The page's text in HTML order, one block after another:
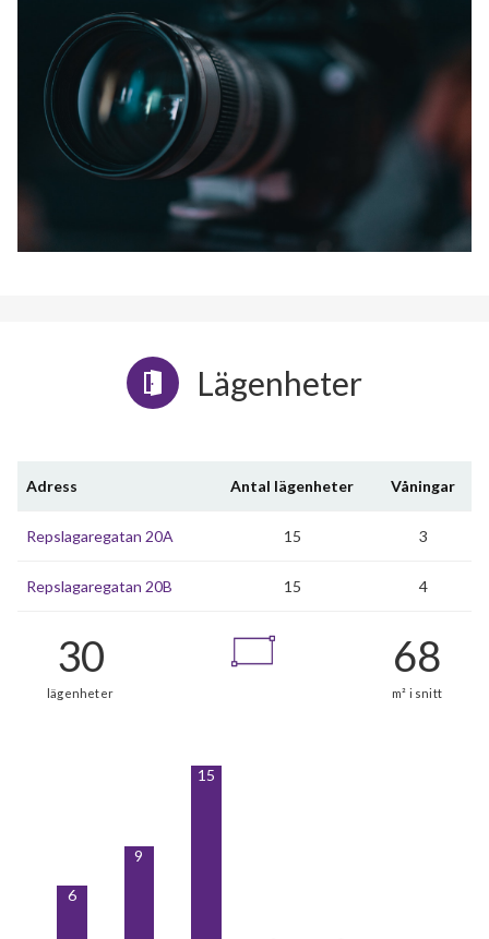
Lägenheter
Adress Antal lägenheter Våningar
Repslagaregatan 20A 15 3
Repslagaregatan 20B 15 4
6
9
15